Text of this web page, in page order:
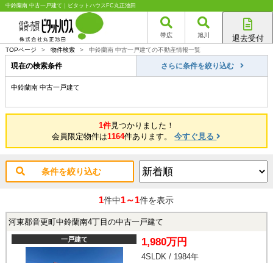
中鈴蘭南 中古一戸建て｜ピタットハウスFC丸正池田
帯広 旭川 退去受付
旭川店
TOPページ > 物件検索 > 中鈴蘭南 中古一戸建ての不動産情報一覧
現在の検索条件 さらに条件を絞り込む
中鈴蘭南 中古一戸建て
1件見つかりました！
会員限定物件は1164件あります。今すぐ見る
条件を絞り込む
1件中1～1件を表示
河東郡音更町中鈴蘭南4丁目の中古一戸建て
一戸建て 1,980万円
4SLDK / 1984年